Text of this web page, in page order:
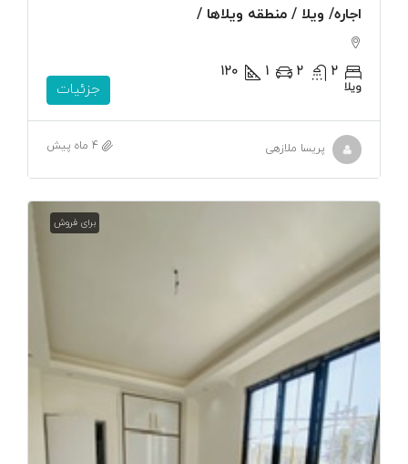
اجاره/ ویلا / منطقه ویلاها /
2
2
1
120
ویلا جزئیات
پریسا ملازهی 4 ماه پیش
برای فروش